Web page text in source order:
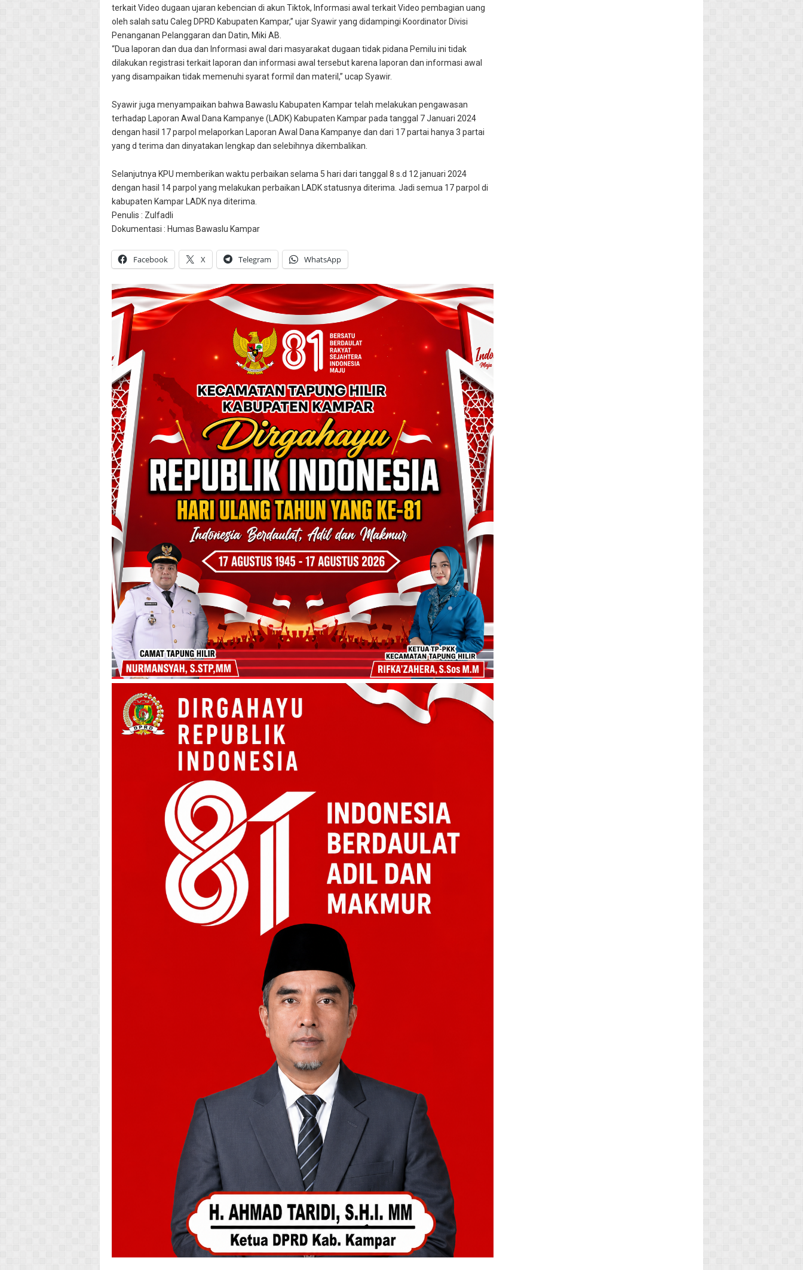
terkait Video dugaan ujaran kebencian di akun Tiktok, Informasi awal terkait Video pembagian uang
oleh salah satu Caleg DPRD Kabupaten Kampar,” ujar Syawir yang didampingi Koordinator Divisi
Penanganan Pelanggaran dan Datin, Miki AB.
“Dua laporan dan dua dan Informasi awal dari masyarakat dugaan tidak pidana Pemilu ini tidak
dilakukan registrasi terkait laporan dan informasi awal tersebut karena laporan dan informasi awal
yang disampaikan tidak memenuhi syarat formil dan materil,” ucap Syawir.
Syawir juga menyampaikan bahwa Bawaslu Kabupaten Kampar telah melakukan pengawasan
terhadap Laporan Awal Dana Kampanye (LADK) Kabupaten Kampar pada tanggal 7 Januari 2024
dengan hasil 17 parpol melaporkan Laporan Awal Dana Kampanye dan dari 17 partai hanya 3 partai
yang d terima dan dinyatakan lengkap dan selebihnya dikembalikan.
Selanjutnya KPU memberikan waktu perbaikan selama 5 hari dari tanggal 8 s.d 12 januari 2024
dengan hasil 14 parpol yang melakukan perbaikan LADK statusnya diterima. Jadi semua 17 parpol di
kabupaten Kampar LADK nya diterima.
Penulis : Zulfadli
Dokumentasi : Humas Bawaslu Kampar
Facebook X Telegram WhatsApp